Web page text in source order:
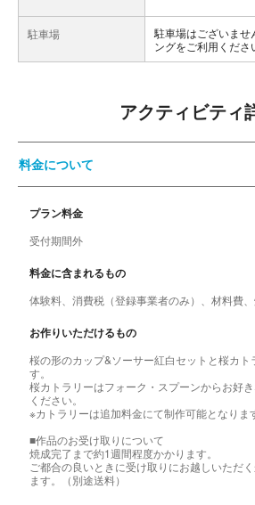
駐車場
駐車場はございませ
ングをご利用くださ
アクティビティ
料金について
プラン料金
受付期間外
料金に含まれるもの
体験料、消費税（登録事業者のみ）、材料費
お作りいただけるもの
桜の形のカップ&ソーサー紅白セットと桜カト
す。
桜カトラリーはフォーク・スプーンからお好
ください。
※カトラリーは追加料金にて制作可能となりま
■作品のお受け取りについて
焼成完了まで約1週間程度かかります。
ご都合の良いときに受け取りにお越しいただ
ます。（別途送料）